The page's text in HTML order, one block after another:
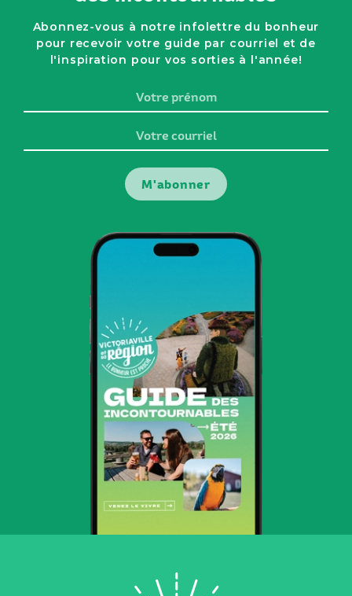
Abonnez-vous à notre infolettre du bonheur
pour recevoir votre guide par courriel et de
l'inspiration pour vos sorties à l'année!
prénom
courriel